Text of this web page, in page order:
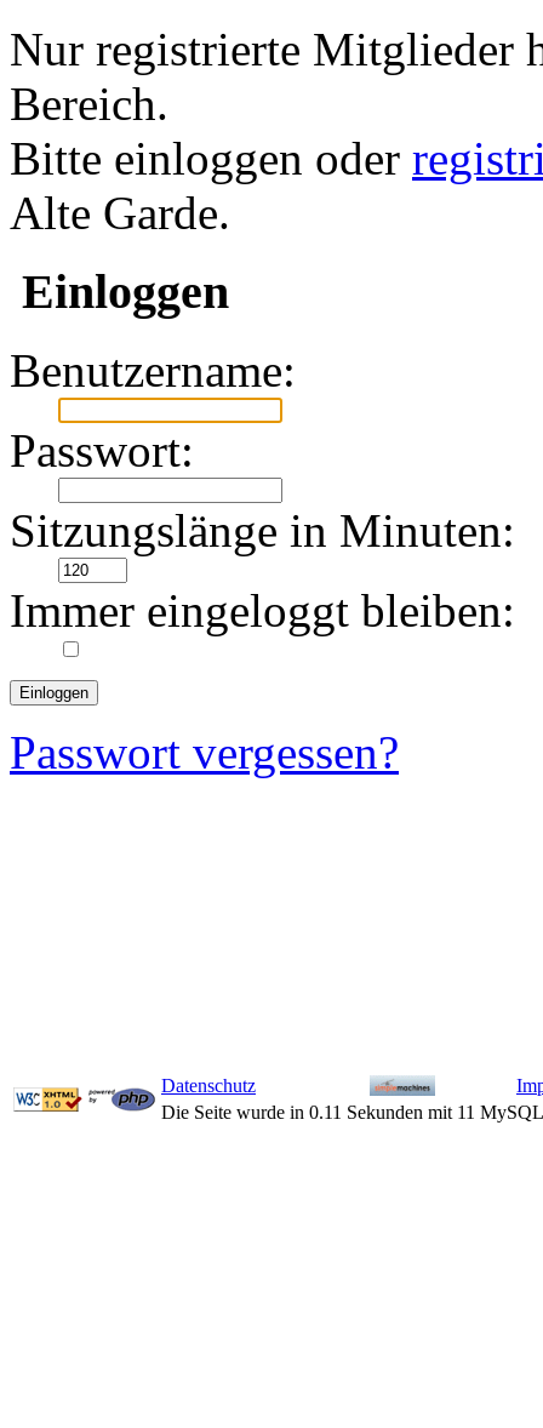
Nur registrierte Mitglieder
Bereich.
Bitte einloggen oder
Alte Garde.
Einloggen
Benutzername:
Passwort:
Sitzungslänge in Minuten:
Immer eingeloggt bleiben:
Passwort vergessen?
Datenschutz
Die Seite wurde in 0.11 Sekunden mit 11